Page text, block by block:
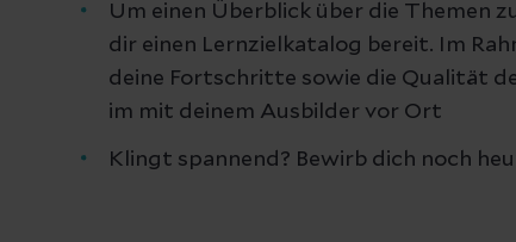
Um einen Überblick über die Themen
dir einen Lernzielkatalog bereit. Im
deine Fortschritte sowie die Qualität
im mit deinem Ausbilder vor Ort
Klingt spannend? Bewirb dich noch